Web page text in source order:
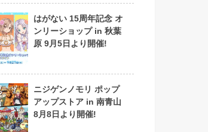
はがない 15周年記念 オ
ンリーショップ in 秋葉
原 9月5日より開催!
ニジゲンノモリ ポップ
アップストア in 南青山
8月8日より開催!